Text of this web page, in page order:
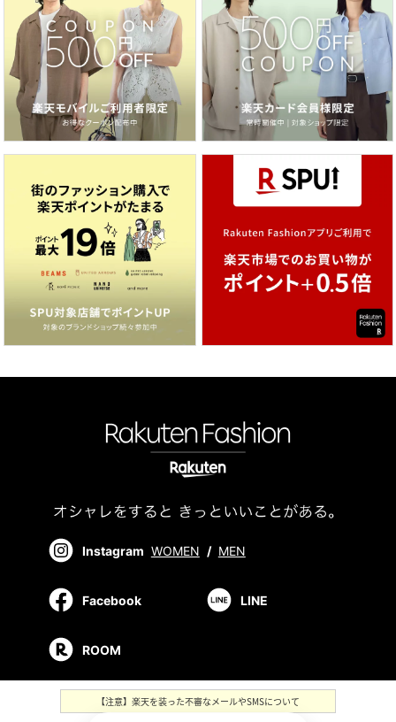
Instagram WOMEN / MEN
Facebook LINE
ROOM
【注意】楽天を装った不審なメールやSMSについて